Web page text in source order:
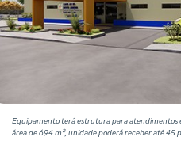
Equipamento terá estrutura para atendimentos
área de 694 m², unidade poderá receber até 45